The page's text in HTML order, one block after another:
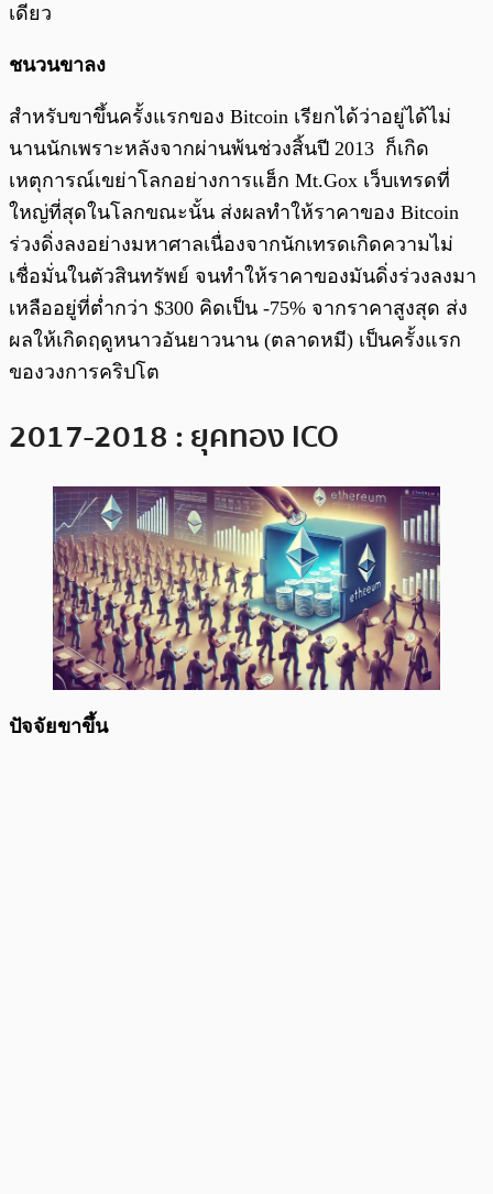
เดียว
ชนวนขาลง
สำหรับขาขึ้นครั้งแรกของ Bitcoin เรียกได้ว่าอยู่ได้ไม่
นานนักเพราะหลังจากผ่านพ้นช่วงสิ้นปี 2013 ก็เกิด
เหตุการณ์เขย่าโลกอย่างการแฮ็ก Mt.Gox เว็บเทรดที่
ใหญ่ที่สุดในโลกขณะนั้น ส่งผลทำให้ราคาของ Bitcoin
ร่วงดิ่งลงอย่างมหาศาลเนื่องจากนักเทรดเกิดความไม่
เชื่อมั่นในตัวสินทรัพย์ จนทำให้ราคาของมันดิ่งร่วงลงมา
เหลืออยู่ที่ต่ำกว่า $300 คิดเป็น -75% จากราคาสูงสุด ส่ง
ผลให้เกิดฤดูหนาวอันยาวนาน (ตลาดหมี) เป็นครั้งแรก
ของวงการคริปโต
2017-2018 : ยุคทอง ICO
ปัจจัยขาขึ้น